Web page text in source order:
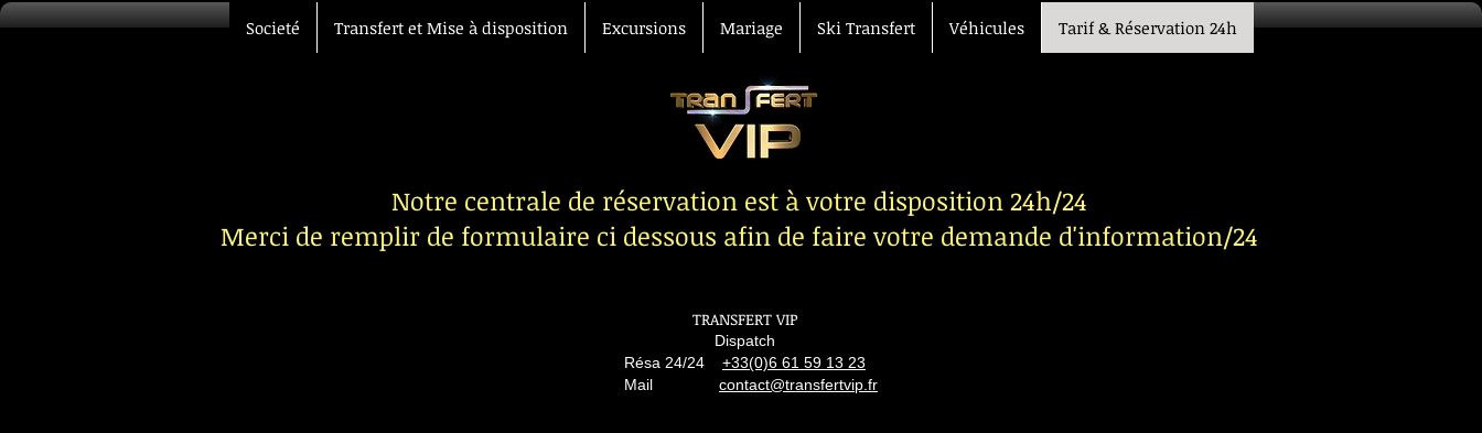
Societé Transfert et Mise à disposition Excursions Mariage Ski Transfert Véhicules Tarif & Réservation 24h
Notre centrale de réservation est à votre disposition 24h/24
Merci de remplir de formulaire ci dessous afin de faire votre demande d'information/24
TRANSFERT VIP
Dispatch
Résa 24/24 +33(0)6 61 59 13 23
Mail contact@transfertvip.fr